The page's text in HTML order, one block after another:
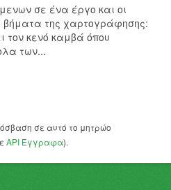
σε ένα έργο και οι
βήματα της χαρτογράφησης:
τον κενό καμβά όπου
των...
σε αυτό το μητρώο
API Έγγραφα).